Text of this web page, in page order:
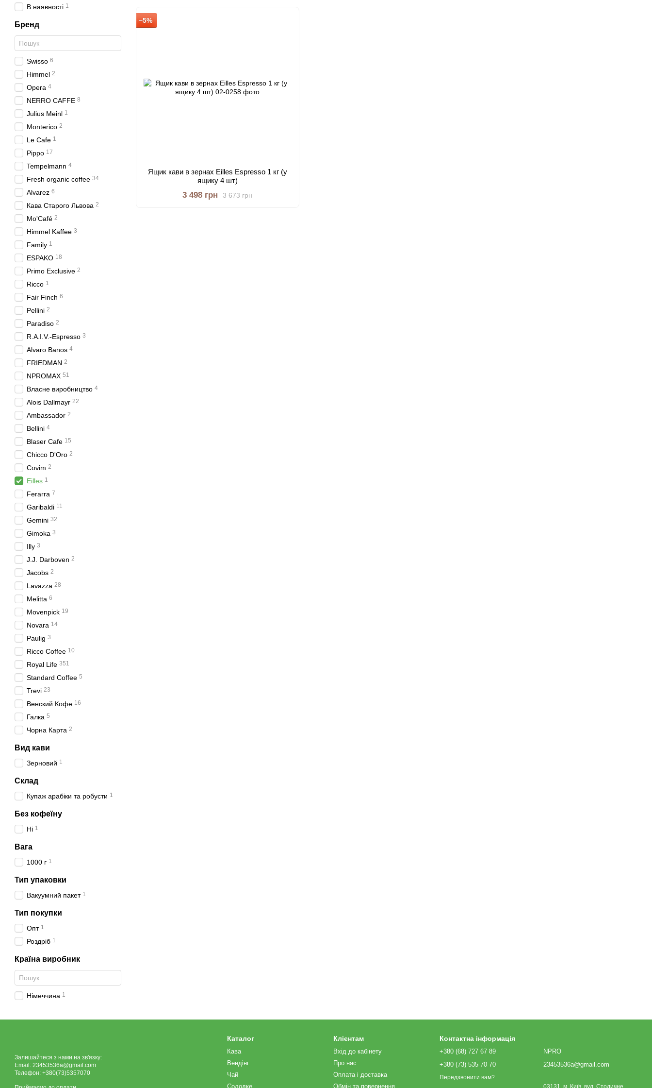
−5%
Ящик кави в зернах Eilles Espresso 1 кг (у
ящику 4 шт)
3 673 грн
3 498 грн
В наявності 1
Бренд
Swisso 6
Himmel 2
Opera 4
NERRO CAFFE⁩ 8
Julius Meinl 1
Monterico 2
Le Cafe 1
Pippo 17
Tempelmann 4
Fresh organic coffee 34
Alvarez 6
Кава Старого Львова 2
Mo'Café 2
Himmel Kaffee 3
Family 1
ESPAKO 18
Primo Exclusive 2
Ricco 1
Fair Finch 6
Pellini 2
Paradiso 2
R.A.I.V.-Espresso 3
Alvaro Banos 4
FRIEDMAN 2
NPROMAX 51
Власне виробництво 4
Alois Dallmayr 22
Ambassador 2
Bellini 4
Blaser Cafe 15
Chicco D'Oro 2
Covim 2
Eilles 1
Ferarra 7
Garibaldi 11
Gemini 32
Gimoka 3
Illy 3
J.J. Darboven 2
Jacobs 2
Lavazza 28
Melitta 6
Movenpick 19
Novara 14
Paulig 3
Ricco Coffee 10
Royal Life 351
Standard Coffee 5
Trevi 23
Венский Кофе 16
Галка 5
Чорна Карта 2
Вид кави
Зерновий 1
Склад
Купаж арабіки та робусти 1
Без кофеїну
Ні 1
Вага
1000 г 1
Тип упаковки
Вакуумний пакет 1
Тип покупки
Опт 1
Роздріб 1
Країна виробник
Німеччина 1
Залишайтеся з нами на зв'язку:
Email: 23453536a@gmail.com
Телефон: +380(73)5357070
Каталог
Кава
Вендінг
Чай
Солодке
Клієнтам
Вхід до кабінету
Про нас
Оплата і доставка
Обмін та повернення
Контактна інформація
+380 (68) 727 67 89
+380 (73) 535 70 70
Передзвонити вам?
NPRO
23453536a@gmail.com
03131, м. Київ, вул. Столичне